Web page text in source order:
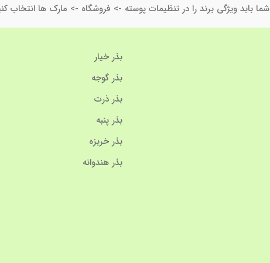
شما باید ویژگی برند را در تنظیمات پوسته -> فروشگاه -> مارک ها انتخاب
بذر خیار
بذر گوجه
بذر ذرت
بذر پنبه
بذر خربزه
بذر هندوانه